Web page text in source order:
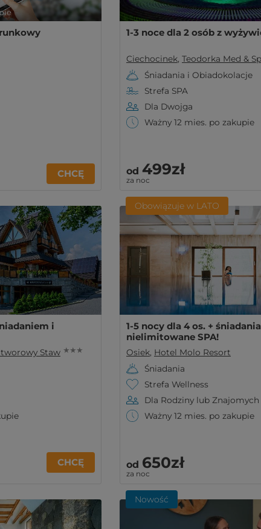
CHCĘ
1-3 noce dla 2 osób z
Ciechocinek, Teodorka Med &
Śniadania i Obiadokolacje
Strefa SPA
Dla Dwojga
Ważny 12 mies. po zakupie
od 499zł
za noc
i
Staw ★ ★ ★
CHCĘ
Obowiązuje w LATO
1-5 nocy dla 4 os. +
nielimitowane SPA!
Osiek, Hotel Molo Resort
Śniadania
Strefa Wellness
Dla Rodziny lub Znajomych
Ważny 12 mies. po zakupie
od 650zł
za noc
Nowość